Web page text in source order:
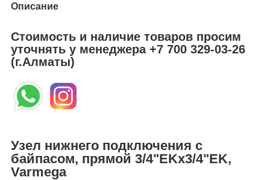
Описание
Стоимость и наличие товаров просим
уточнять у менеджера+7 700 329-03-26
(г.Алматы)
Узел нижнего подключения с
байпасом, прямой 3/4"EKх3/4"EK,
Varmega